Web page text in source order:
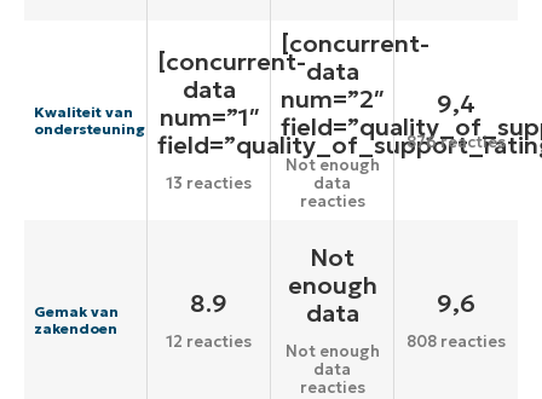
Kwaliteit van
ondersteuning
[concurrent-
data
num=”1″
13 reacties
[concurrent-
data
num=”2″
Not enough
data
reacties
9,4
876 reacties
Gemak van
zakendoen
8.9
12 reacties
Not
enough
data
Not enough
data
reacties
9,6
808 reacties